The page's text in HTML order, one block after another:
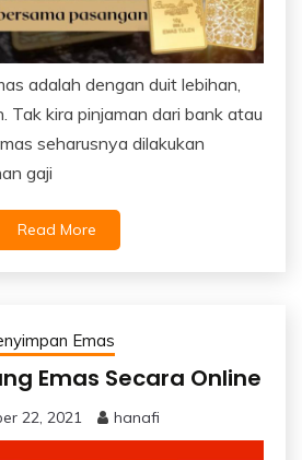
adalah dengan duit lebihan,
Tak kira pinjaman dari bank atau
seharusnya dilakukan
gaji
Read More
Emas
Emas Secara Online
22, 2021 hanafi